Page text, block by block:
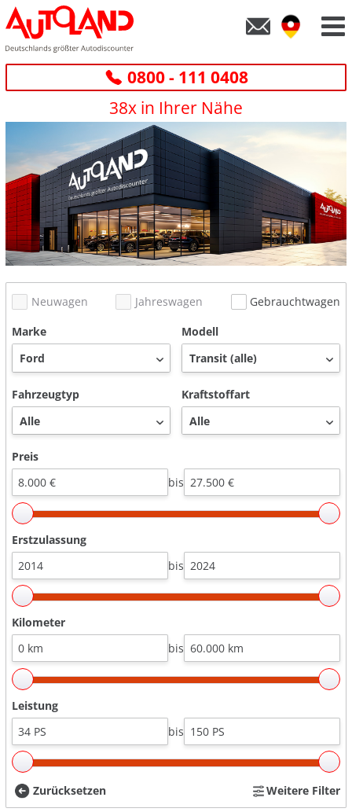
0800 - 111 0408
38x in Ihrer Nähe
Neuwagen Jahreswagen
Gebrauchtwagen
Marke
Modell
Fahrzeugtyp Kraftstoffart
Preis
bis
Erstzulassung
bis
Kilometer
bis
Leistung
bis
Zurücksetzen Weitere Filter